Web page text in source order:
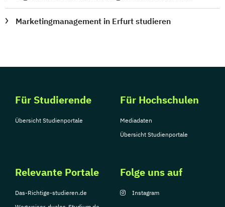
Marketingmanagement in Erfurt studieren
Für Studierende
Übersicht Studienportale
Für Hochschulen
Mediadaten
Übersicht Studienportale
Relevante Portale
Das-Richtige-studieren.de
Folge uns auf
Instagram